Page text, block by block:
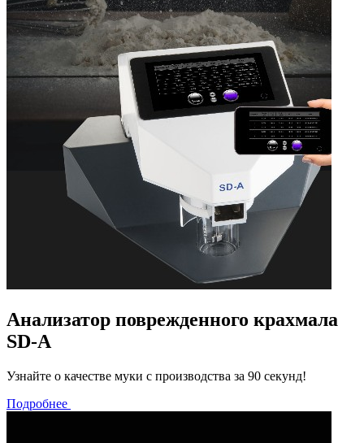
Анализатор поврежденного крахмала
SD-A
Узнайте о качестве муки с производства за 90 секунд!
Подробнее